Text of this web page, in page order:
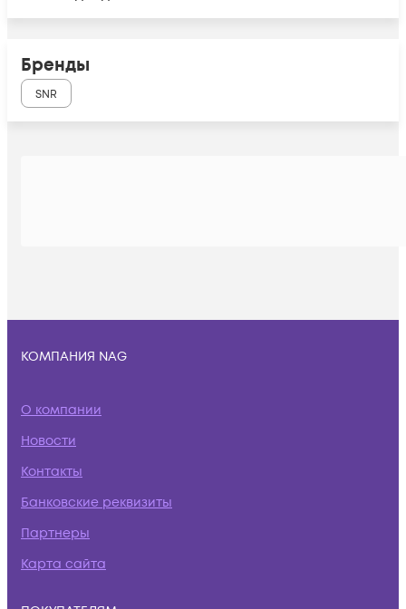
Бренды
SNR
КОМПАНИЯ NAG
О компании
Новости
Контакты
Банковские реквизиты
Партнеры
Карта сайта